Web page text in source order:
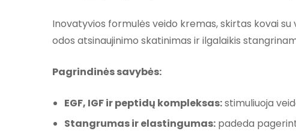
Inovatyvios formulės veido kremas, skirtas kovai
odos atsinaujinimo skatinimas ir ilgalaikis
Pagrindinės savybės:
EGF, IGF ir peptidų kompleksas:stimuliuoja
Stangrumas ir elastingumas: padeda